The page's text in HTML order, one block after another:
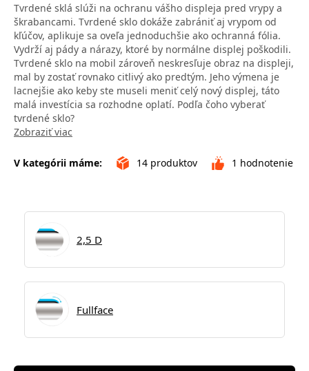
Tvrdené sklá slúži na ochranu vášho displeja pred vrypy a
škrabancami. Tvrdené sklo dokáže zabrániť aj vrypom od
kľúčov, aplikuje sa oveľa jednoduchšie ako ochranná fólia.
Vydrží aj pády a nárazy, ktoré by normálne displej poškodili.
Tvrdené sklo na mobil zároveň neskresľuje obraz na displeji,
mal by zostať rovnako citlivý ako predtým. Jeho výmena je
lacnejšie ako keby ste museli meniť celý nový displej, táto
malá investícia sa rozhodne oplatí. Podľa čoho vyberať
tvrdené sklo?
Zobraziť viac
V kategórii máme: 14 produktov 1 hodnotenie
2,5 D
Fullface